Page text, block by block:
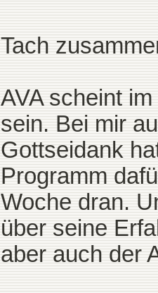
Tach
AVA scheint
sein. Bei mir
Gottseidank
Programm
Woche dran.
über seine
aber auch der